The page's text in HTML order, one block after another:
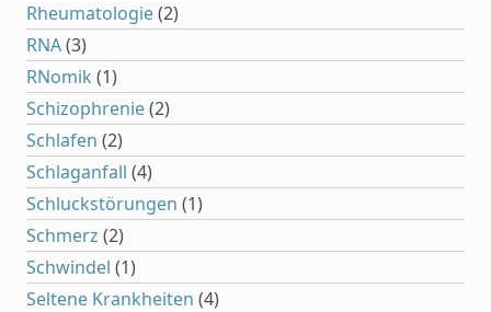
Rheumatologie(2)
RNA(3)
RNomik (1)
Schizophrenie(2)
Schlafen (2)
Schlaganfall (4)
Schluckstörungen (1)
Schmerz (2)
Schwindel (1)
Seltene Krankheiten (4)